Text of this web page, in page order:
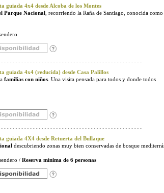
guiada 4x4 desde Alcoba de los Montes
Parque Nacional , recorriendo la Raña de Santiago, conocida como
guiada 4x4 (reducida) desde Casa Palillos
familias con niños . Una visita pensada para todos y donde todos
guiada 4X4 desde Retuerta del Bullaque
descubriendo zonas muy bien conservadas de bosque
/ Reserva mínima de 6 personas